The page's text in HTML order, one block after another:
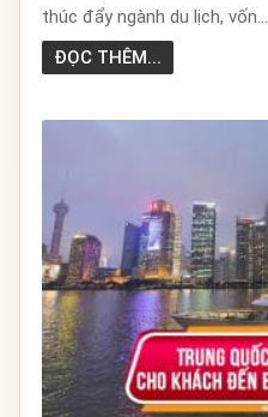
thúc đẩy ngành du lịch, vốn...
ĐỌC THÊM...